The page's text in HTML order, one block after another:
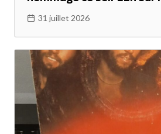
31 juillet 2026